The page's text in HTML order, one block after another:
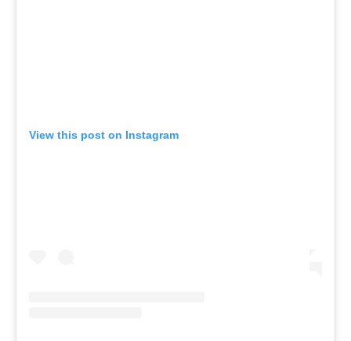
View this post on Instagram